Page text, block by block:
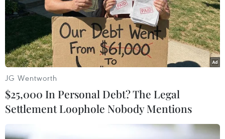
JG Wentworth
$25,000 In Personal Debt? The Legal
Settlement Loophole Nobody Mentions